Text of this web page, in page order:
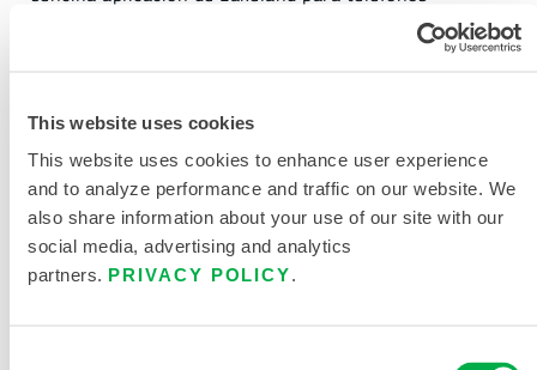
This website uses cookies
This website uses cookies to enhance user experience
and to analyze performance and traffic on our website. We
also share information about your use of our site with our
social media, advertising and analytics
partners. PRIVACY POLICY.
inteligentes que calcula los tiempos de uso seguro
para más de 4.000 sustancias químicas, teniendo en
permeación y la toxicidad química. También se ha
probado contra una serie de agentes de guerra
química, por lo que es adecuado para aplicaciones
militares, antiterroristas y de defensa civil. El kit de
prueba de presión Interceptor Plus (disponible por
separado) puede utilizarse para realizar pruebas de
presión que confirmen la integridad del traje antes y